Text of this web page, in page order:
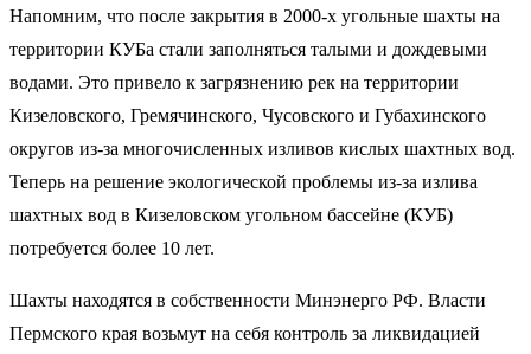
Напомним, что после закрытия в 2000-х угольные шахты на
территории КУБа стали заполняться талыми и дождевыми
водами. Это привело к загрязнению рек на территории
Кизеловского, Гремячинского, Чусовского и Губахинского
округов из-за многочисленных изливов кислых шахтных вод.
Теперь на решение экологической проблемы из-за излива
шахтных вод в Кизеловском угольном бассейне (КУБ)
потребуется более 10 лет.
Шахты находятся в собственности Минэнерго РФ. Власти
Пермского края возьмут на себя контроль за ликвидацией